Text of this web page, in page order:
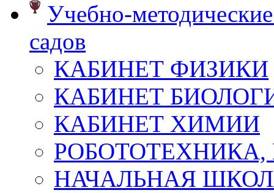
Учебно-
садов
КАБИНЕТ ФИЗИКИ
КАБИНЕТ
КАБИНЕТ ХИМИИ
НАЧАЛЬНАЯ